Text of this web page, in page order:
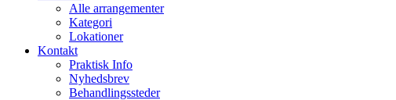
Alle arrangementer
Kategori
Lokationer
Kontakt
Praktisk Info
Nyhedsbrev
Behandlingssteder